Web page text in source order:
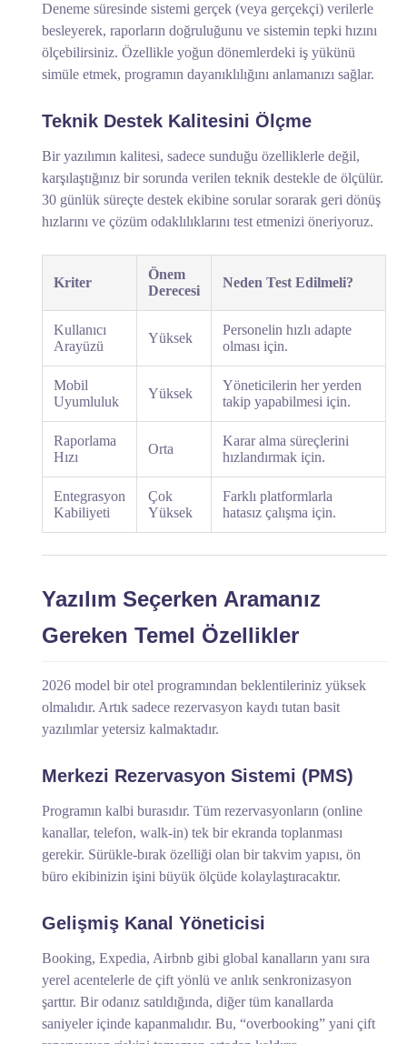
Deneme süresinde sistemi gerçek (veya gerçekçi) verilerle
besleyerek, raporların doğruluğunu ve sistemin tepki hızını
ölçebilirsiniz. Özellikle yoğun dönemlerdeki iş yükünü
simüle etmek, programın dayanıklılığını anlamanızı sağlar.
Teknik Destek Kalitesini Ölçme
Bir yazılımın kalitesi, sadece sunduğu özelliklerle değil,
karşılaştığınız bir sorunda verilen teknik destekle de ölçülür.
30 günlük süreçte destek ekibine sorular sorarak geri dönüş
hızlarını ve çözüm odaklılıklarını test etmenizi öneriyoruz.
Kriter
Önem
Derecesi
Neden Test Edilmeli?
Kullanıcı
Arayüzü
Yüksek
Personelin hızlı adapte
olması için.
Mobil
Uyumluluk
Yüksek
Yöneticilerin her yerden
takip yapabilmesi için.
Raporlama
Hızı
Orta
Karar alma süreçlerini
hızlandırmak için.
Entegrasyon
Kabiliyeti
Çok
Yüksek
Farklı platformlarla
hatasız çalışma için.
Yazılım Seçerken Aramanız
Gereken Temel Özellikler
2026 model bir otel programından beklentileriniz yüksek
olmalıdır. Artık sadece rezervasyon kaydı tutan basit
yazılımlar yetersiz kalmaktadır.
Merkezi Rezervasyon Sistemi (PMS)
Programın kalbi burasıdır. Tüm rezervasyonların (online
kanallar, telefon, walk-in) tek bir ekranda toplanması
gerekir. Sürükle-bırak özelliği olan bir takvim yapısı, ön
büro ekibinizin işini büyük ölçüde kolaylaştıracaktır.
Gelişmiş Kanal Yöneticisi
Booking, Expedia, Airbnb gibi global kanalların yanı sıra
yerel acentelerle de çift yönlü ve anlık senkronizasyon
şarttır. Bir odanız satıldığında, diğer tüm kanallarda
saniyeler içinde kapanmalıdır. Bu, “overbooking” yani çift